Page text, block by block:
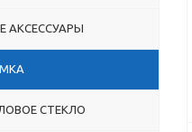
АКСЕССУАРЫ
СТЕКЛО